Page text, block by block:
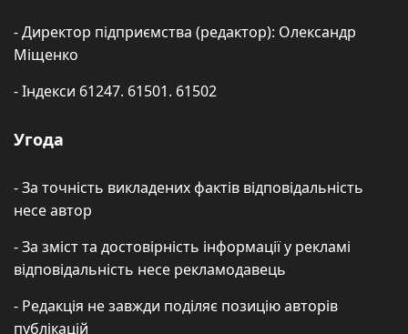
- Директор підприємства (редактор): Олександр
Міщенко
- Індекси 61247. 61501. 61502
Угода
- За точність викладених фактів відповідальність
несе автор
- За зміст та достовірність інформації у рекламі
відповідальність несе рекламодавець
- Редакція не завжди поділяє позицію авторів
публікацій